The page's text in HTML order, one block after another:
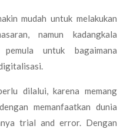
mudah untuk melakukan
namun kadangkala
untuk bagaimana
dilalui, karena memang
memanfaatkan dunia
trial and error. Dengan